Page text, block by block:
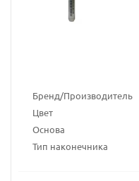
Бренд/Производитель
Цвет
Основа
Тип наконечника